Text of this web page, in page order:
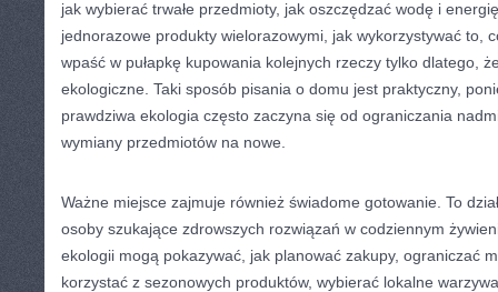
jak wybierać trwałe przedmioty, jak oszczędzać wodę i
jednorazowe produkty wielorazowymi, jak wykorzystywać to,
wpaść w pułapkę kupowania kolejnych rzeczy tylko dlatego,
ekologiczne. Taki sposób pisania o domu jest praktyczny,
prawdziwa ekologia często zaczyna się od ograniczania
wymiany przedmiotów na nowe.
Ważne miejsce zajmuje również świadome gotowanie. To
osoby szukające zdrowszych rozwiązań w codziennym
ekologii mogą pokazywać, jak planować zakupy, ograniczać
korzystać z sezonowych produktów, wybierać lokalne